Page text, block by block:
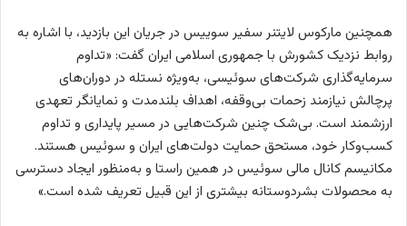
همچنین مارکوس لایتنر سفیر سوییس در جریان این بازدید، با اشاره به
روابط نزدیک کشورش با جمهوری اسلامی ایران گفت: «تداوم
سرمایه‌گذاری شرکت‌های سوئیسی، به‌ویژه نستله در دوران‌های
پرچالش نیازمند زحمات بی‌وقفه، اهداف بلندمدت و نمایانگر تعهدی
ارزشمند است. بی‌شک چنین شرکت‌هایی در مسیر پایداری و تداوم
کسب‌و‌کار خود، مستحق حمایت دولت‌های ایران و سوئیس هستند.
مکانیسم کانال مالی سوئیس در همین راستا و به‌منظور ایجاد دسترسی
به محصولات بشردوستانه بیشتری از این قبیل تعریف شده است.»